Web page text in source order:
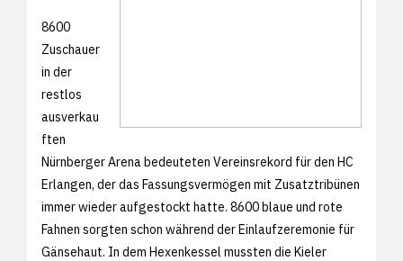
8600
Zuschauer
in der
restlos
ausverkau
ften
Nürnberger Arena bedeuteten Vereinsrekord für den HC
Erlangen, der das Fassungsvermögen mit Zusatztribünen
immer wieder aufgestockt hatte. 8600 blaue und rote
Fahnen sorgten schon während der Einlaufzeremonie für
Gänsehaut. In dem Hexenkessel mussten die Kieler